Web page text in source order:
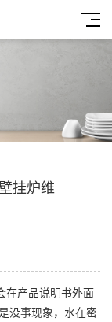
挂炉维
产品说明书外面
没事现象，水在密